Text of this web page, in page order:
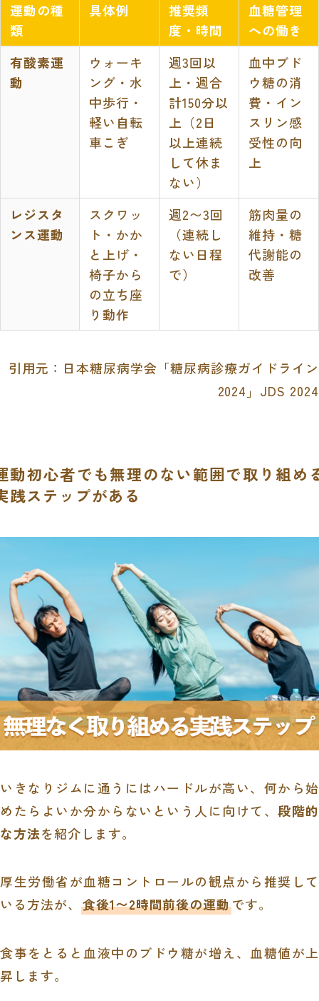
運動の種
類
具体例
推奨頻
度・時間
血糖管理
への働き
有酸素運
動
ウォーキ
ング・水
中歩行・
軽い自転
車こぎ
週3回以
上・週合
計150分以
上（2日
以上連続
して休ま
ない）
血中ブド
ウ糖の消
費・イン
スリン感
受性の向
上
レジスタ
ンス運動
スクワッ
ト・かか
と上げ・
椅子から
の立ち座
り動作
週2〜3回
（連続し
ない日程
で）
筋肉量の
維持・糖
代謝能の
改善
引用元：日本糖尿病学会「糖尿病診療ガイドライン
2024」JDS 2024
動初心者でも無理のない範囲で取り組め
践ステップがある
いきなりジムに通うにはハードルが高い、何から始
めたらよいか分からないという人に向けて、段階的
な方法を紹介します。
厚生労働省が血糖コントロールの観点から推奨して
いる方法が、 食後1〜2時間前後の運動です。
食事をとると血液中のブドウ糖が増え、血糖値が上
昇します。